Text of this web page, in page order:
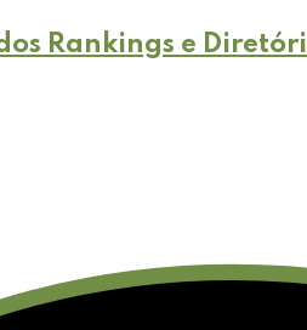
Rankings e